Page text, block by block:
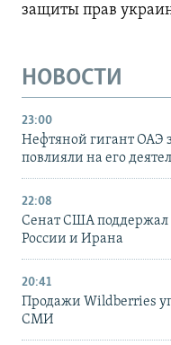
защиты прав
НОВОСТИ
23:00
Нефтяной гигант ОАЭ
повлияли на его
22:08
Сенат США поддержал
России и Ирана
20:41
Продажи Wildberries
СМИ